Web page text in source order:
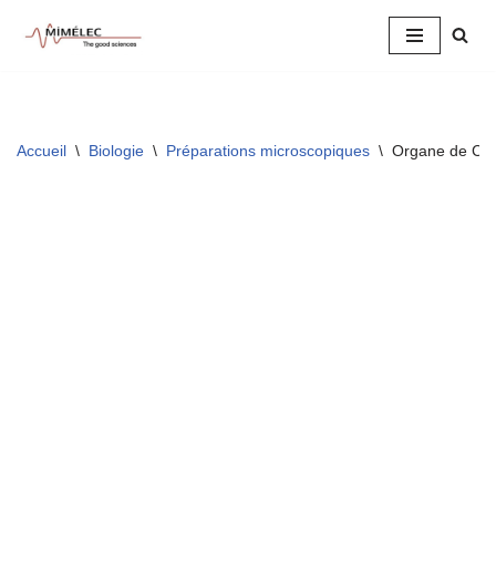
Accueil \ Biologie \ Préparations microscopiques \ Organe de